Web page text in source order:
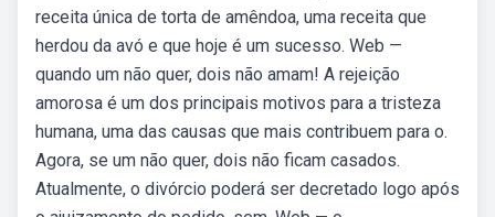
receita única de torta de amêndoa, uma receita que
herdou da avó e que hoje é um sucesso. Web —
quando um não quer, dois não amam! A rejeição
amorosa é um dos principais motivos para a tristeza
humana, uma das causas que mais contribuem para o.
Agora, se um não quer, dois não ficam casados.
Atualmente, o divórcio poderá ser decretado logo após